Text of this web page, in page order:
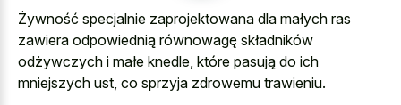
Żywność specjalnie zaprojektowana dla małych ras
zawiera odpowiednią równowagę składników
odżywczych i małe knedle, które pasują do ich
mniejszych ust, co sprzyja zdrowemu trawieniu.